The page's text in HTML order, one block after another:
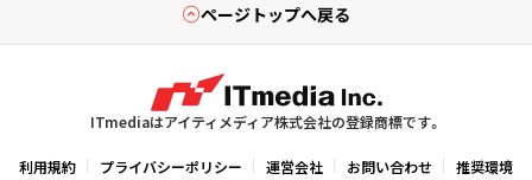
ページトップへ戻る
ITmediaはアイティメディア株式会社の登録商標です。
利用規約 プライバシーポリシー 運営会社 お問い合わせ 推奨環境